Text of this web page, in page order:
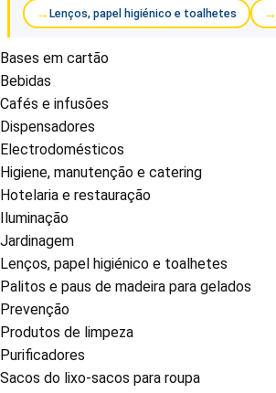
Lenços, papel higiénico e toalhetes
Bases em cartão
Bebidas
Cafés e infusões
Dispensadores
Electrodomésticos
Higiene, manutenção e catering
Hotelaria e restauração
Iluminação
Jardinagem
Lenços, papel higiénico e toalhetes
Palitos e paus de madeira para gelados
Prevenção
Produtos de limpeza
Purificadores
Sacos do lixo-sacos para roupa